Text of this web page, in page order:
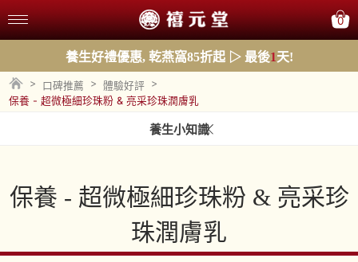
0
養生好禮優惠, 乾燕窩85折起 ▷ 最後1天!
> 口碑推薦 > 體驗好評 >
保養 - 超微極細珍珠粉 & 亮采珍珠潤膚乳
養生小知識
保養 - 超微極細珍珠粉 & 亮采珍
珠潤膚乳